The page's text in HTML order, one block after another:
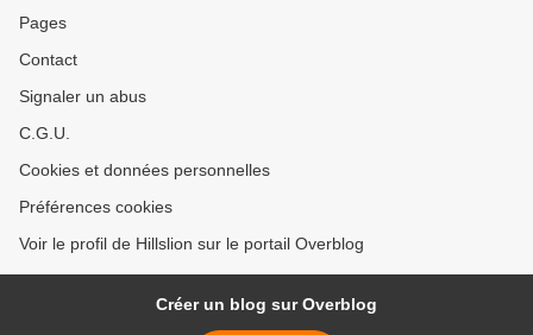
Pages
Contact
Signaler un abus
C.G.U.
Cookies et données personnelles
Préférences cookies
Voir le profil de Hillslion sur le portail Overblog
Créer un blog sur Overblog